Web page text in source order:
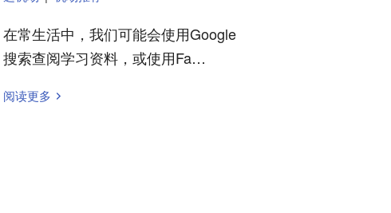
在常生活中，我们可能会使用Google
搜索查阅学习资料，或使用Fa…
阅读更多